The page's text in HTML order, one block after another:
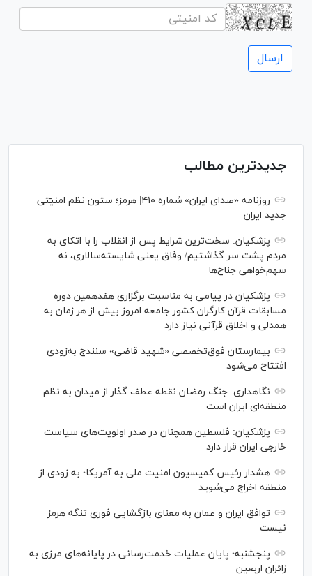
جدیدترین مطالب
روزنامه «صدای ایران» شماره ۴۱۰| هرمز؛ ستون نظم امنیّتی
جدید ایران
پزشکیان: سخت‌ترین شرایط پس از انقلاب را با اتکای به
مردم پشت سر گذاشتیم/ وفاق یعنی شایسته‌سالاری، نه
سهم‌خواهی جناح‌ها
پزشکیان در پیامی به مناسبت برگزاری هفدهمین دوره
مسابقات قرآن کارگران کشور:جامعه امروز بیش از هر زمان به
همدلی و اخلاق قرآنی نیاز دارد
بیمارستان فوق‌تخصصی «شهید قاضی» سنندج به‌زودی
افتتاح می‌شود
نگاهداری: جنگ رمضان نقطه عطف گذار از میدان به نظم
منطقه‌ای ایران است
پزشکیان: فلسطین همچنان در صدر اولویت‌های سیاست
خارجی ایران قرار دارد
هشدار رئیس کمیسیون امنیت ملی به آمریکا؛ به زودی از
منطقه اخراج می‌شوید
توافق ایران و عمان به معنای بازگشایی فوری تنگه هرمز
نیست
پنجشنبه؛ پایان ﻋﻤﻠﯿﺎﺕ ﺧﺪﻣﺖ‌ﺭﺳﺎﻧﯽ در پایانه‌های مرزی ﺑﻪ
ﺯﺍﺋﺮان ﺍﺭﺑﻌﯿﻦ